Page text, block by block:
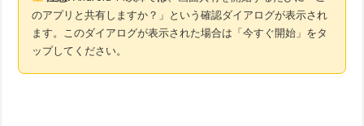
のアプリと共有しますか？」という確認ダイアログが表示され
ます。このダイアログが表示された場合は「今すぐ開始」をタ
ップしてください。